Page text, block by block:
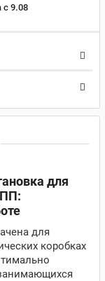
c 9.08
для
для
коробках